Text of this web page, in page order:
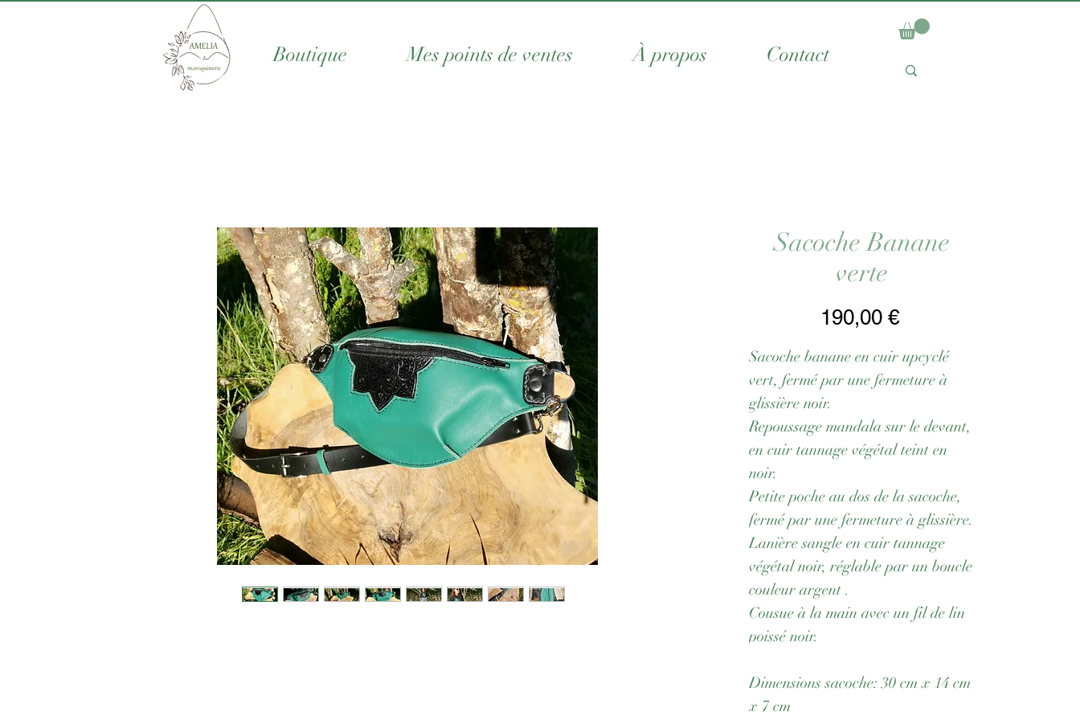
Boutique Mes points de ventes À propos Contact
Sacoche Banane
verte
190,00 €Prix
Sacoche banane en cuir upcyclé
vert, fermé par une fermeture à
glissière noir.
Repoussage mandala sur le devant,
en cuir tannage végétal teint en
noir.
Petite poche au dos de la sacoche,
fermé par une fermeture à glissière.
Lanière sangle en cuir tannage
végétal noir, réglable par un boucle
couleur argent .
Cousue à la main avec un fil de lin
poissé noir.
Dimensions sacoche: 30 cm x 14 cm
x 7 cm